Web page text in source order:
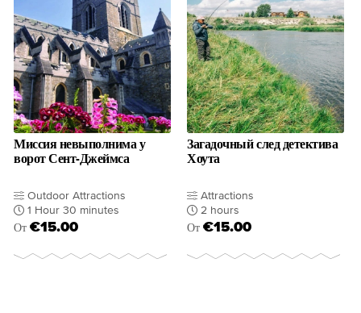
Миссия невыполнима у
ворот Сент-Джеймса
Outdoor Attractions
1 Hour 30 minutes
От €15.00
Загадочный след детектива
Хоута
Attractions
2 hours
От €15.00